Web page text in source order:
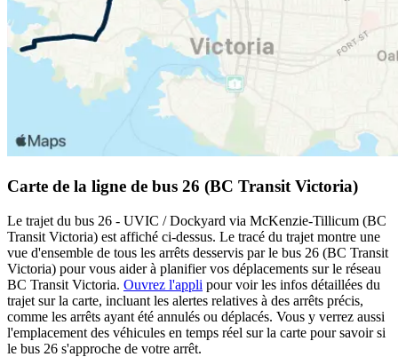
Carte de la ligne de bus 26 (BC Transit Victoria)
Le trajet du bus 26 - UVIC / Dockyard via McKenzie-Tillicum (BC
Transit Victoria) est affiché ci-dessus. Le tracé du trajet montre une
vue d'ensemble de tous les arrêts desservis par le bus 26 (BC Transit
Victoria) pour vous aider à planifier vos déplacements sur le réseau
BC Transit Victoria. Ouvrez l'appli pour voir les infos détaillées du
trajet sur la carte, incluant les alertes relatives à des arrêts précis,
comme les arrêts ayant été annulés ou déplacés. Vous y verrez aussi
l'emplacement des véhicules en temps réel sur la carte pour savoir si
le bus 26 s'approche de votre arrêt.